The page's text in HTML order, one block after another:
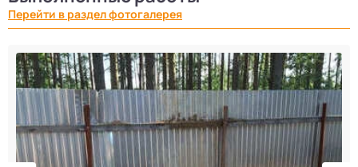
Перейти в раздел фотогалерея